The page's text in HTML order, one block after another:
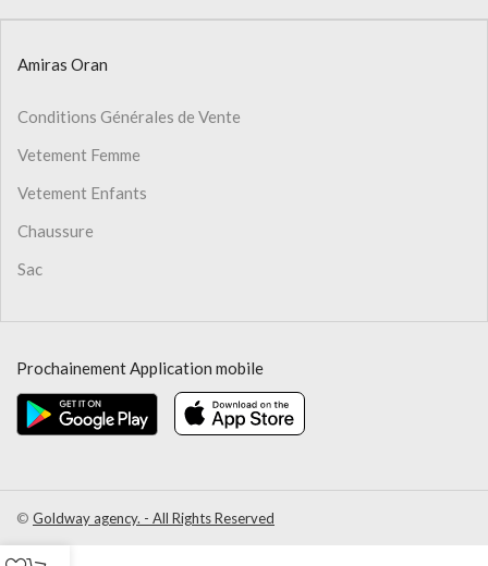
Amiras Oran
Conditions Générales de Vente
Vetement Femme
Vetement Enfants
Chaussure
Sac
Prochainement Application mobile
© Goldway agency. - All Rights Reserved